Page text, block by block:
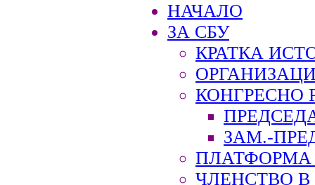
НАЧАЛО
ЗА СБУ
КРАТКА
КОНГРЕСНО
ЗАМ.-
ПЛАТФОРМА
ЧЛЕНСТВО В